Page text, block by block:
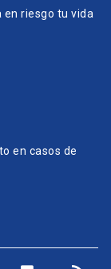
en riesgo tu vida
en casos de